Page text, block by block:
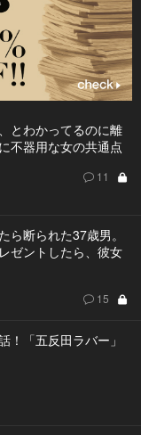
とわかってるのに離
不器用な女の共通点
11
ら断られた37歳男。
ゼントしたら、彼女
15
！「五反田ラバー」